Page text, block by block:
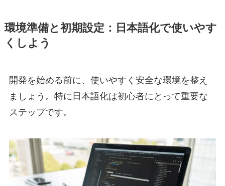
環境準備と初期設定：日本語化で使いやす
くしよう
開発を始める前に、使いやすく安全な環境を整え
ましょう。特に日本語化は初心者にとって重要な
ステップです。